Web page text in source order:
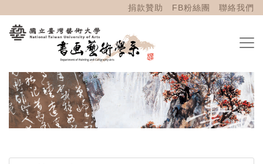
捐款贊助 FB粉絲團 聯絡我們